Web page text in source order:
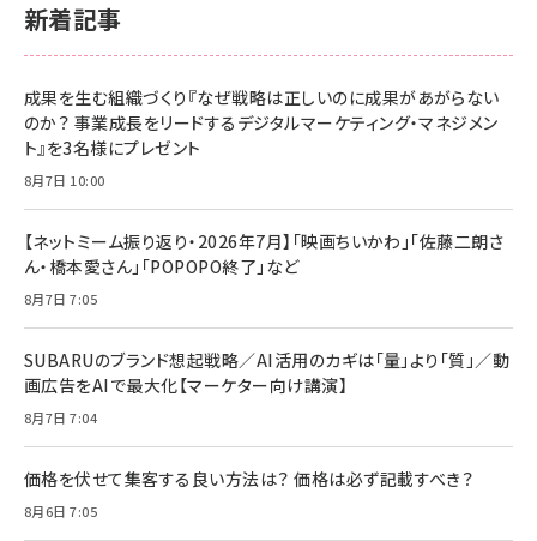
新着記事
成果を生む組織づくり『なぜ戦略は正しいのに成果があがらない
のか？ 事業成長をリードするデジタルマーケティング・マネジメン
ト』を3名様にプレゼント
8月7日 10:00
【ネットミーム振り返り・2026年7月】「映画ちいかわ」「佐藤二朗さ
ん・橋本愛さん」「POPOPO終了」など
8月7日 7:05
SUBARUのブランド想起戦略／AI活用のカギは「量」より「質」／動
画広告をAIで最大化【マーケター向け講演】
8月7日 7:04
価格を伏せて集客する良い方法は？ 価格は必ず記載すべき？
8月6日 7:05